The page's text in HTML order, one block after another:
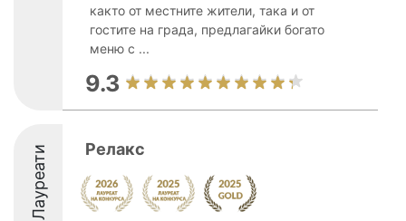
както от местните жители, така и от
гостите на града, предлагайки богато
меню с ...
9.3
Лауреати Релакс